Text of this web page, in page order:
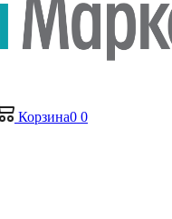
Корзина0 0